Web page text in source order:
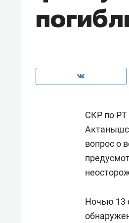
СКР по РТ
вопрос о
Ночью 13
рынки,
чем
Как ГК «МИР
создают оазис
комфорта под